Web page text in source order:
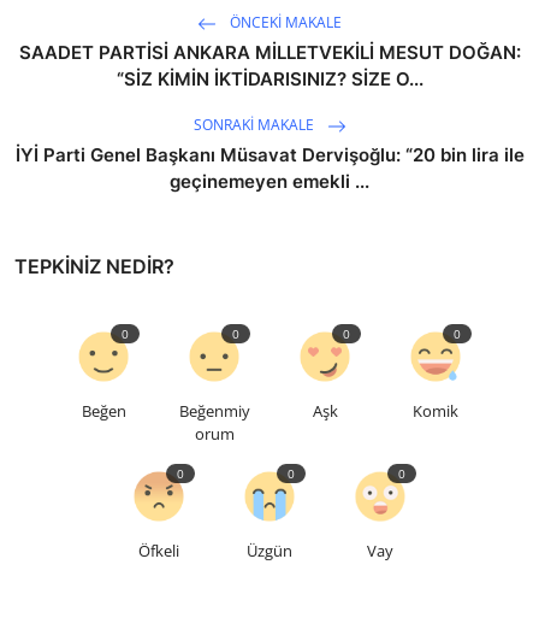
ÖNCEKI MAKALE
SAADET PARTİSİ ANKARA MİLLETVEKİLİ MESUT DOĞAN:
“SİZ KİMİN İKTİDARISINIZ? SİZE O...
SONRAKI MAKALE
İYİ Parti Genel Başkanı Müsavat Dervişoğlu: “20 bin lira ile
geçinemeyen emekli ...
TEPKINIZ NEDIR?
Beğen
0
Beğenmiy
orum
0
Aşk
0
Komik
0
Öfkeli
0
Üzgün
0
Vay
0